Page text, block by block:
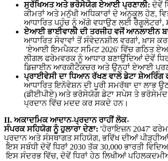
ਸੁਰੱਖਿਅਤ ਅਤੇ ਭਰੋਸੇਯੋਗ ਏਆਈ ਪ੍ਰਣਾਲੀ: ਦੋਵੇਂ
ਕੀਮਤਾਂ ਅਤੇ ਮਨੁੱਖੀ ਅਧਿਕਾਰਾਂ ਦੇ ਅਨੁਕੂਲ ਹੋਣ,
ਆਧਾਰਿਤ ਪਹੁੰਚ ਨੂੰ ਅੱਗੇ ਵਧਾਉਣ ਲਈ ਰੈਗੂਲੇਟਰਾਂ,
ਏਆਈ ਭਾਈਵਾਲੀ ਦੀ ਤਰਜੀਹ ਵਜੋਂ ਆਨਲਾਈਨ
ਆਧਾਰਿਤ ਸੇਵਾਵਾਂ ਤੋਂ ਸੰਵੇਦਨਸ਼ੀਲ ਵਰਗਾਂ, ਖ਼ਾਸ
'ਏਆਈ ਇਮਪੈਕਟ ਸਮਿਟ 2026' ਵਿੱਚ ਗਠਿਤ
ਲੀਗਲ ਫਰੇਮਵਰਕ ਨੂੰ ਆਧਾਰ ਬਣਾਉਂਦਿਆਂ ਦੋਵੇਂ
ਡਿਜ਼ਾਈਨ ਆਰਕੀਟੈਕਚਰ ਅਤੇ ਉਨ੍ਹਾਂ ਏਆਈ
ਪ੍ਰਾਈਵੇਸੀ ਦਾ ਧਿਆਨ ਰੱਖਣ ਵਾਲੇ ਡੇਟਾ ਸ਼ੇਅਰਿੰਗ
ਆਧਾਰਿਤ ਇਨੋਵੇਸ਼ਨ ਦੀ ਪੂਰੀ ਸਮਰੱਥਾ ਦਾ ਲਾਭ
(ਡੀਈਪੀਏ) ਅਤੇ ਭਰੋਸੇਯੋਗ ਡੇਟਾ ਸਪੇਸ ਤੇ ਭਰੋਸੇਮੰਦ
ਪ੍ਰਦਾਨ ਵਿੱਚ ਮਦਦ ਕਰ ਸਕਦੇ ਹਨ।
II.ਅਕਾਦਮਿਕ ਆਦਾਨ-ਪ੍ਰਦਾਨ ਰਾਹੀਂ ਲੋਕ-
ਸੰਪਰਕ ਸਹਿਯੋਗ ਨੂੰ ਹੁਲਾਰਾ ਦੇਣਾ: 'ਹੋਰਾਇਜ਼ਨ 2047'
ਪ੍ਰਦਾਨ ਅਤੇ ਸੰਸਥਾਗਤ ਸਹਿਯੋਗ, ਭਵਿੱਖ ਦੀਆਂ
ਇਸ ਸਬੰਧੀ ਦੋਵੇਂ ਧਿਰਾਂ 2030 ਤੱਕ 30,000 ਭਾਰਤੀ
ਇਸ ਸੰਦਰਭ ਵਿੱਚ, ਦੋਵੇਂ ਧਿਰਾਂ ਹੇਠ ਲਿਖੀਆਂ